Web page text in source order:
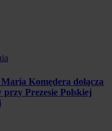
Komędera dołącza
Prezesie Polskiej